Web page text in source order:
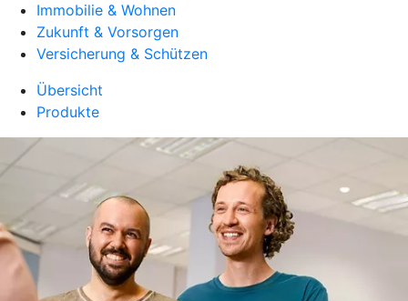
Immobilie & Wohnen
Zukunft & Vorsorgen
Versicherung & Schützen
Übersicht
Produkte